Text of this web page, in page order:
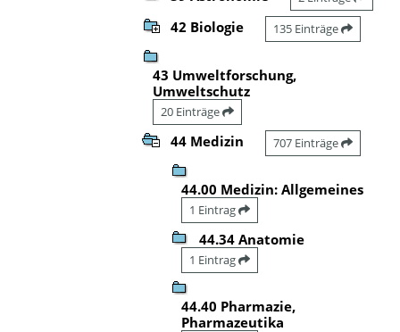
42 Biologie 135 Einträge
43 Umweltforschung,
Umweltschutz
20 Einträge
44 Medizin 707 Einträge
44.00 Medizin: Allgemeines
1 Eintrag
44.34 Anatomie
1 Eintrag
44.40 Pharmazie,
Pharmazeutika